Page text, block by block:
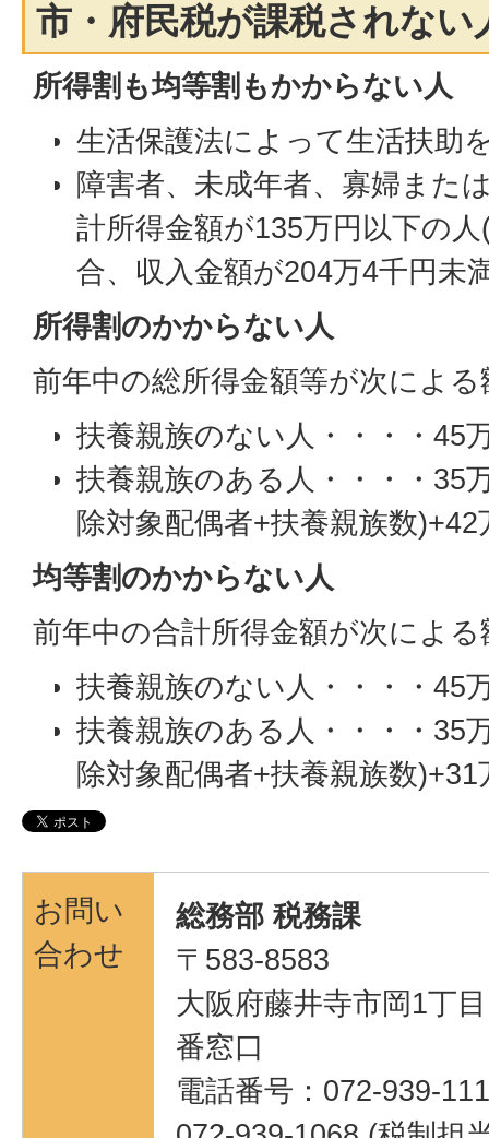
市・府民税が課税されない
所得割も均等割もかからない人
生活保護法によって生活扶助
障害者、未成年者、寡婦また
計所得金額が135万円以下の
合、収入金額が204万4千円未
所得割のかからない人
前年中の総所得金額等が次によ
扶養親族のない人・・・・45
扶養親族のある人・・・・35
除対象配偶者+扶養親族数)+42
均等割のかからない人
前年中の合計所得金額が次によ
扶養親族のない人・・・・45
扶養親族のある人・・・・35
除対象配偶者+扶養親族数)+31
お問い
合わせ
総務部 税務課
〒583-8583
大阪府藤井寺市岡1丁
番窓口
電話番号：072-939-